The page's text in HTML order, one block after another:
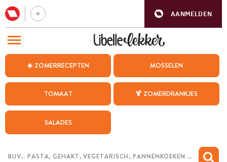
AANMELDEN
☀️ ZOMERRECEPTEN MOSSELEN
TOMAAT 🍹 ZOMERDRANKJES
SALADES
BEZOEK ONZE ANDERE WEBSITES
WEEKMENU
CHAT MET MAIA